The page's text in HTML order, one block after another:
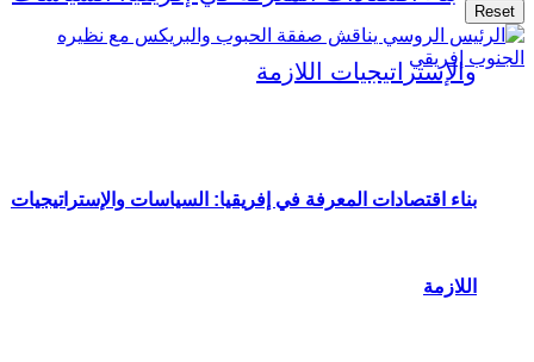
بناء اقتصادات المعرفة في إفريقيا: السياسات والإستراتيجيات
اللازمة
Reset